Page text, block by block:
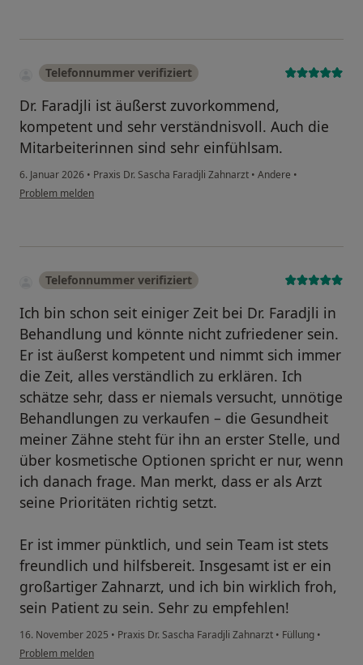
Telefonnummer verifiziert
Dr. Faradjli ist äußerst zuvorkommend,
kompetent und sehr verständnisvoll. Auch die
Mitarbeiterinnen sind sehr einfühlsam.
6. Januar 2026 • Praxis Dr. Sascha Faradjli Zahnarzt • Andere •
Problem melden
Telefonnummer verifiziert
Ich bin schon seit einiger Zeit bei Dr. Faradjli in
Behandlung und könnte nicht zufriedener sein.
Er ist äußerst kompetent und nimmt sich immer
die Zeit, alles verständlich zu erklären. Ich
schätze sehr, dass er niemals versucht, unnötige
Behandlungen zu verkaufen – die Gesundheit
meiner Zähne steht für ihn an erster Stelle, und
über kosmetische Optionen spricht er nur, wenn
ich danach frage. Man merkt, dass er als Arzt
seine Prioritäten richtig setzt.
Er ist immer pünktlich, und sein Team ist stets
freundlich und hilfsbereit. Insgesamt ist er ein
großartiger Zahnarzt, und ich bin wirklich froh,
sein Patient zu sein. Sehr zu empfehlen!
16. November 2025 • Praxis Dr. Sascha Faradjli Zahnarzt • Füllung •
Problem melden